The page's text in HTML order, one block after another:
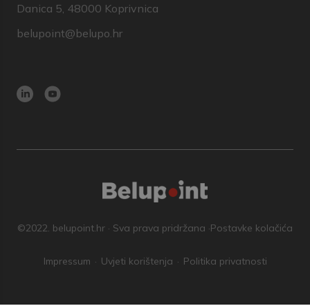
Danica 5, 48000 Koprivnica
belupoint@belupo.hr
©2022. belupoint.hr · Sva prava pridržana ·Postavke kolačića
Impressum Uvjeti korištenja Politika privatnosti